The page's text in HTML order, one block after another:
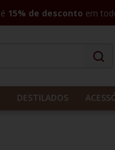
15% de desconto em
DESTILADOS